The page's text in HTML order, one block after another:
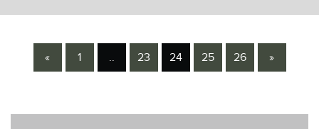
« 1 23 24 25 26 »